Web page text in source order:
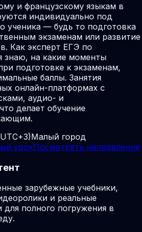
и французскому языкам в
индивидуально под
ученика — будь то подготовка
экзаменам или развитие
Как эксперт ЕГЭ по
знаю, на какие моменты
подготовке к экзаменам,
баллы. Занятия
онлайн-платформах с
аудио- и
делает обучение
Малый город
урокПосмотреть направления
зарубежные учебники,
и реальные
полного погружения в